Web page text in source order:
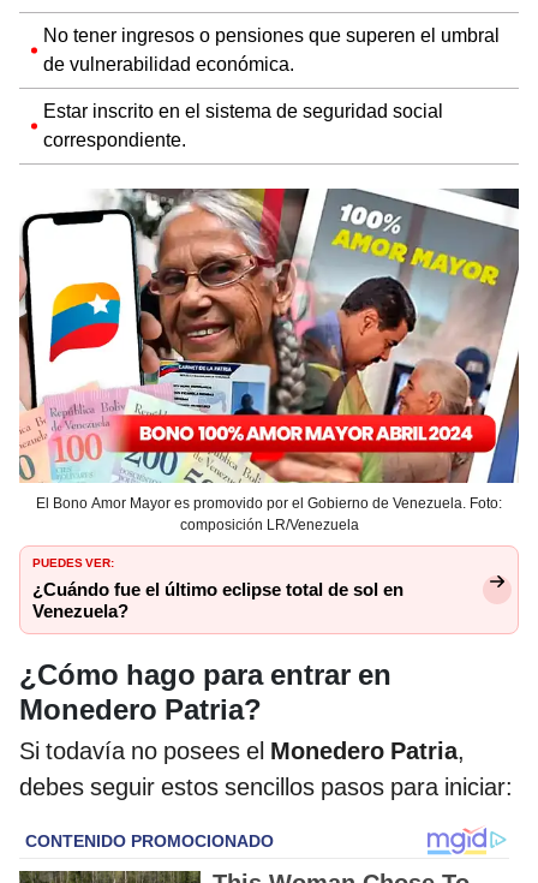
No tener ingresos o pensiones que superen el umbral
de vulnerabilidad económica.
Estar inscrito en el sistema de seguridad social
correspondiente.
El Bono Amor Mayor es promovido por el Gobierno de Venezuela. Foto:
composición LR/Venezuela
PUEDES VER:
¿Cuándo fue el último eclipse total de sol en
Venezuela?
¿Cómo hago para entrar en
Monedero Patria?
Si todavía no posees el Monedero Patria,
debes seguir estos sencillos pasos para iniciar: